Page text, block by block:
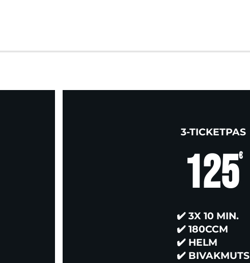
3-TICKETPAS
125€
✔️3X 10 MIN.
✔️180CCM
✔️ HELM
✔️ BIVAKMUTS